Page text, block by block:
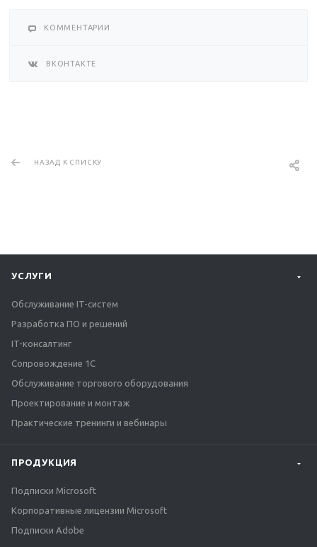
КОММЕНТАРИИ
ВКОНТАКТЕ
НАЗАД К СПИСКУ
УСЛУГИ
Обслуживание IT-систем
Разработка ПО и решений
IT-консалтинг
Сопровождение 1С
Обслуживание торгового оборудования
Проектирование и монтаж
Практические тренинги и вебинары
ПРОДУКЦИЯ
Подписки Microsoft
Корпоративные лицензии Microsoft
Подписки Adobe